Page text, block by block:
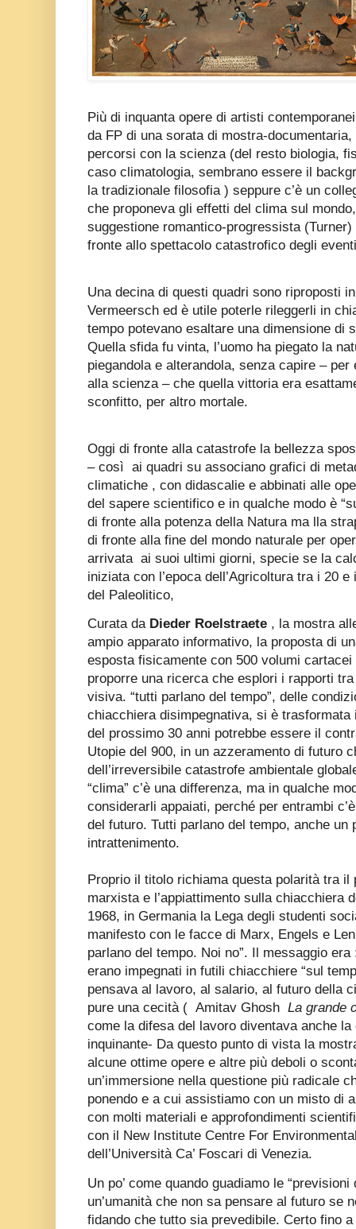
Più di inquanta opere di artisti
da FP di una sorata di mostra-
percorsi con la scienza (del resto biologia,
caso climatologia, sembrano essere il
la tradizionale filosofia ) seppure c’è un
che proponeva gli effetti del clima sul
suggestione romantico-progressista
fronte allo spettacolo catastrofico degli
Una decina di questi quadri sono riproposti
Vermeersch ed è utile poterle rileggerli in
tempo potevano esaltare una dimensione di
Quella sfida fu vinta, l’uomo ha piegato la
piegandola e alterandola, senza capire –
alla scienza – che quella vittoria era
sconfitto, per altro mortale.
Oggi di fronte alla catastrofe la bellezza
– così ai quadri su associano grafici di
climatiche , con didascalie e abbinati alle
del sapere scientifico e in qualche modo è
di fronte alla potenza della Natura ma lla
di fronte alla fine del mondo naturale per
arrivata ai suoi ultimi giorni, specie se la
iniziata con l’epoca dell’Agricoltura tra i 20
del Paleolitico,
Curata da Dieder Roelstraete , la mostra
ampio apparato informativo, la proposta di
esposta fisicamente con 500 volumi
proporre una ricerca che esplori i rapporti
visiva. “tutti parlano del tempo”, delle
chiacchiera disimpegnativa, si è trasformata
del prossimo 30 anni potrebbe essere il
Utopie del 900, in un azzeramento di futuro
dell’irreversibile catastrofe ambientale
“clima” c’è una differenza, ma in qualche
considerarli appaiati, perché per entrambi
del futuro. Tutti parlano del tempo, anche un
intrattenimento.
Proprio il titolo richiama questa polarità tra il
marxista e l’appiattimento sulla chiacchiera
1968, in Germania la Lega degli studenti
manifesto con le facce di Marx, Engels e
parlano del tempo. Noi no”. Il messaggio
erano impegnati in futili chiacchiere “sul
pensava al lavoro, al salario, al futuro della
pure una cecità ( Amitav Ghosh La grande
come la difesa del lavoro diventava anche
inquinante- Da questo punto di vista la
alcune ottime opere e altre più deboli o
un’immersione nella questione più radicale
ponendo e a cui assistiamo con un misto di
con molti materiali e approfondimenti
con il New Institute Centre For
dell’Università Ca’ Foscari di Venezia.
Un po’ come quando guadiamo le
un’umanità che non sa pensare al futuro se
fidando che tutto sia prevedibile. Certo fino